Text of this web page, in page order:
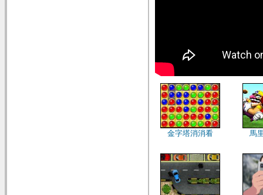
金字塔消消看 馬